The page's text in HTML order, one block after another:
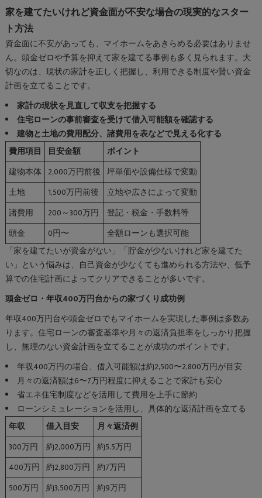
家を建てたいけれど資金面が不安な場合の現実的なスター
ト方法
資金面に不安があっても、マイホームをあきらめる必要はありませ
ん。頭金ゼロや予算を抑えて家を建てる事例も多く見られます。大
切なのは、現状の家計を正しく把握し、利用できる制度や賢い資金
計画を立てることです。
家計の現状を見直して収支を把握する
住宅ローンの事前審査を受けて借入可能額を確認する
建物と土地の費用配分、諸費用を表などで見える化する
費用項目
目安金額
ポイント
建物本体 2,000万円前後 坪単価や設備仕様で変動
土地
1,500万円前後
立地や広さによって変動
諸費用
200～300万円
登記・税金・手数料等
頭金
0円〜
全額ローンも選択可能
「家を建てたいが資金がない」「貯金が少ないけれど家を建てた
い」という悩みは、自己資金が少なくても進められる方法や、低予
算での住宅計画によってクリアできることが多いです。
頭金ゼロ・年収400万円台からの家づくり成功例
年収400万円台や頭金ゼロでもマイホームを実現した事例は多数あ
ります。住宅ローンの審査基準や月々の返済負担率をしっかり把握
し、無理のない資金計画を立てることが成功のポイントです。
年収400万円の場合、借入可能額は約2,500〜2,800万円が目安
月々の返済額は6〜7万円程度に抑えることで家計も安心
省エネ住宅制度などを活用して費用を上手に節約
ローンシミュレーションを活用し、具体的な返済計画を立てる
年収
借入目安
月々返済例
300万円
約2,000万円 約5.5万円
400万円 約2,800万円 約7万円
500万円
約3,500万円 約9万円